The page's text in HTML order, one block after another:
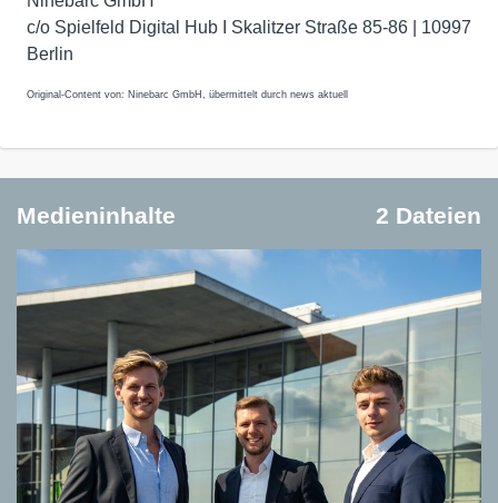
c/o Spielfeld Digital Hub I Skalitzer Straße 85-86 | 10997
Berlin
Original-Content von: Ninebarc GmbH, übermittelt durch news aktuell
Medieninhalte 2 Dateien